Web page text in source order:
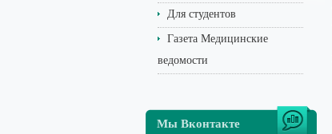
Для студентов
Газета Медицинские
ведомости
Мы Вконтакте